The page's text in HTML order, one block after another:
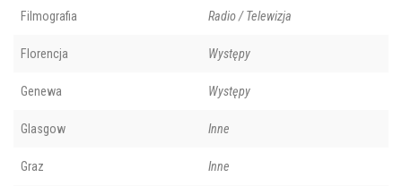
Filmografia Radio / Telewizja
Florencja Występy
Genewa Występy
Glasgow Inne
Graz Inne